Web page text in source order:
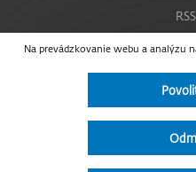
Na prevádzkovanie webu a analýzu
Vyhlásenie